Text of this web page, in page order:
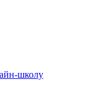
школу